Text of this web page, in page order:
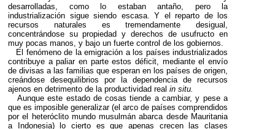
desarrolladas, como lo estaban antaño, pero la
industrialización sigue siendo escasa. Y el reparto de los
recursos naturales es tremendamente desigual,
concentrándose su propiedad y derechos de usufructo en
muy pocas manos, y bajo un fuerte control de los gobiernos.
El fenómeno de la emigración a los países industrializados
contribuye a paliar en parte estos déficit, mediante el envío
de divisas a las familias que esperan en los países de origen,
creándose desequilibrios por la dependencia de recursos
ajenos en detrimento de la productividad real in situ.
Aunque este estado de cosas tiende a cambiar, y pese a
que es imposible generalizar (el arco de países comprendidos
por el heteróclito mundo musulmán abarca desde Mauritania
a Indonesia) lo cierto es que apenas crecen las clases